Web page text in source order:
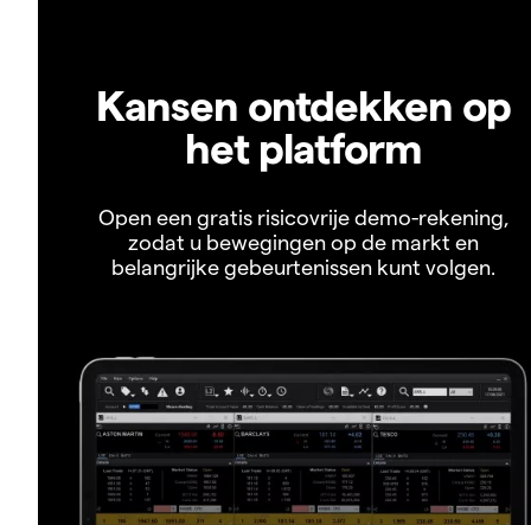
Kansen ontdekken op
het platform
Open een gratis risicovrije demo-rekening,
zodat u bewegingen op de markt en
belangrijke gebeurtenissen kunt volgen.